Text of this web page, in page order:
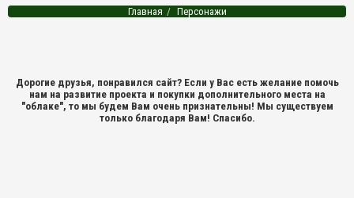
Главная Персонажи
Дорогие друзья, понравился сайт? Если у Вас есть желание помочь
нам на развитие проекта и покупки дополнительного места на
"облаке", то мы будем Вам очень признательны! Мы существуем
только благодаря Вам! Спасибо.